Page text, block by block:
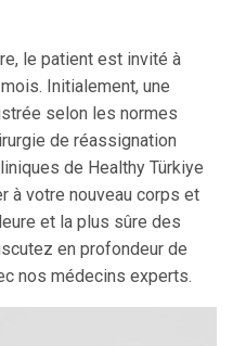
le patient est invité à
Initialement, une
selon les normes
de réassignation
de Healthy Türkiye
à votre nouveau corps et
et la plus sûre des
en profondeur de
nos médecins experts.